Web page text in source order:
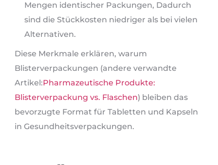
Mengen identischer Packungen, Dadurch
sind die Stückkosten niedriger als bei vielen
Alternativen.
Diese Merkmale erklären, warum
Blisterverpackungen (andere verwandte
Artikel:Pharmazeutische Produkte:
Blisterverpackung vs. Flaschen) bleiben das
bevorzugte Format für Tabletten und Kapseln
in Gesundheitsverpackungen.